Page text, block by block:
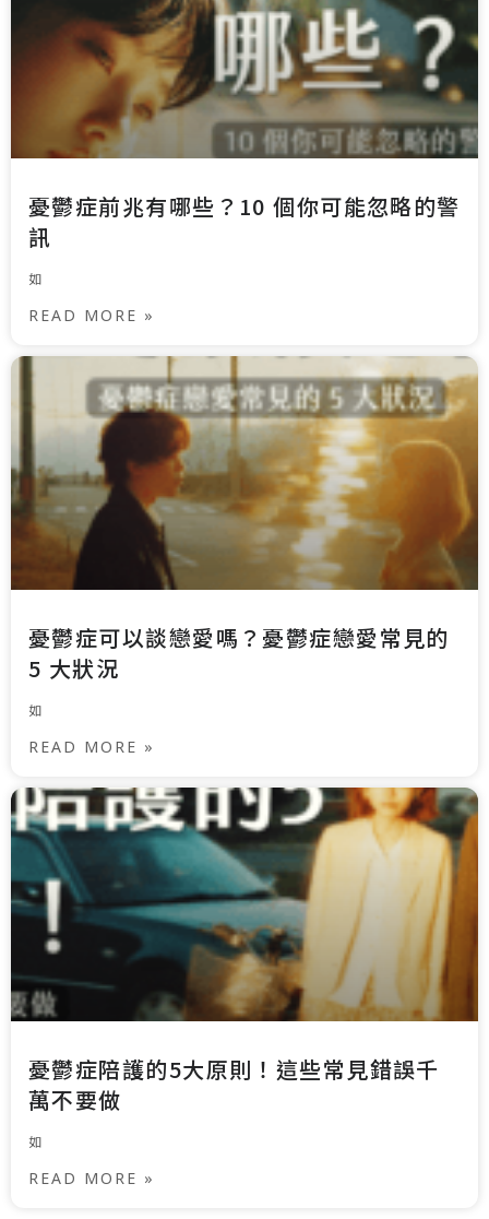
憂鬱症前兆有哪些？10 個你可能忽略的警
訊
如
READ MORE »
憂鬱症可以談戀愛嗎？憂鬱症戀愛常見的
5 大狀況
如
READ MORE »
憂鬱症陪護的5大原則！這些常見錯誤千
萬不要做
如
READ MORE »